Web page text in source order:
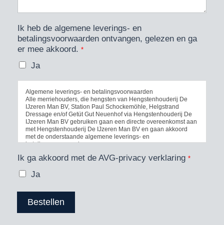
Ik heb de algemene leverings- en
betalingsvoorwaarden ontvangen, gelezen en ga
er mee akkoord. *
Ja
Algemene leverings- en betalingsvoorwaarden
Alle merriehouders, die hengsten van Hengstenhouderij De
IJzeren Man BV, Station Paul Schockemöhle, Helgstrand
Dressage en/of Getüt Gut Neuenhof via Hengstenhouderij De
IJzeren Man BV gebruiken gaan een directe overeenkomst aan
met Hengstenhouderij De IJzeren Man BV en gaan akkoord
met de onderstaande algemene leverings- en
betalingsvoorwaarden.
Bestellingen:
IJzeren Man BV aangeboden hengsten dienen telefonisch +31
de bij de gewenste hengst staande besteltermijn.
Ik ga akkoord met de AVG-privacy verklaring *
Ja
Bestellen